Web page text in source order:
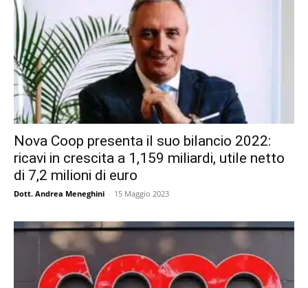
Nova Coop presenta il suo bilancio 2022:
ricavi in crescita a 1,159 miliardi, utile netto
di 7,2 milioni di euro
Dott. Andrea Meneghini - 15 Maggio 2023